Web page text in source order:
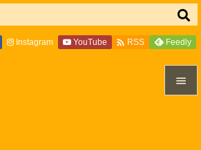

Instagram YouTube  RSS Feedly